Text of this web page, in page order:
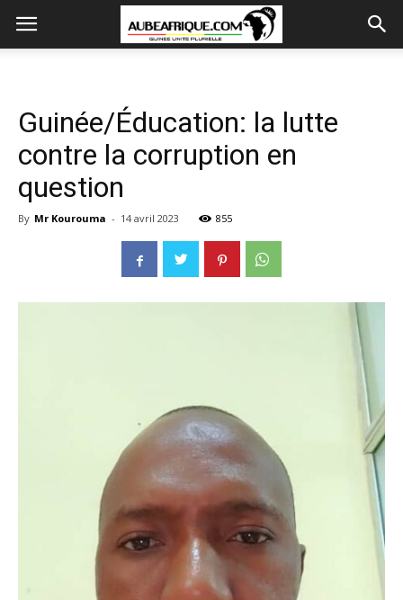
Guinée/Éducation: la lutte
contre la corruption en
question
By Mr Kourouma - 14 avril 2023 855